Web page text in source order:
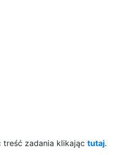
zadania klikając tutaj.